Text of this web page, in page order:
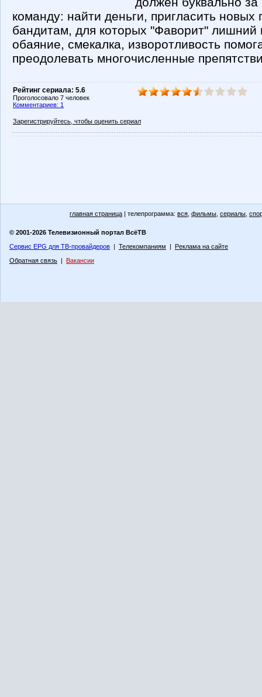
команду: найти деньги, пригласить новых
бандитам, для которых "Фаворит" лишний
обаяние, смекалка, изворотливость
преодолевать многочисленные
Рейтинг сериала: 5.6
Проголосовало 7 человек
Комментариев: 1
Зарегистрируйтесь, чтобы оценить сериал
главная страница | телепрограмма: вся фильмы сериалы
© 2001-2026 Телевизионный портал ВсёТВ
Сервис EPG для ТВ-провайдеров | Телекомпаниям | Реклама на сайте
Обратная связь | Вакансии